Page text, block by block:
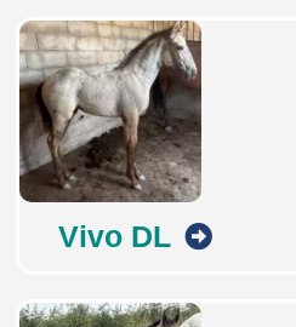
Vivo DL